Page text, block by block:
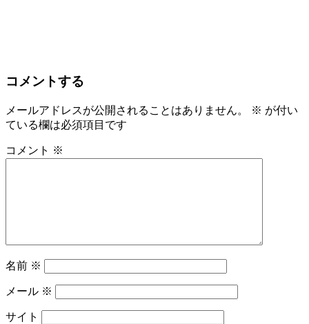
コメントする
メールアドレスが公開されることはありません。 ※ が付い
ている欄は必須項目です
コメント ※
名前 ※
メール ※
サイト